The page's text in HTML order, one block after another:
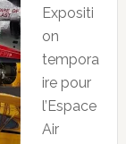
Expositi
on
tempora
ire pour
l’Espace
Air